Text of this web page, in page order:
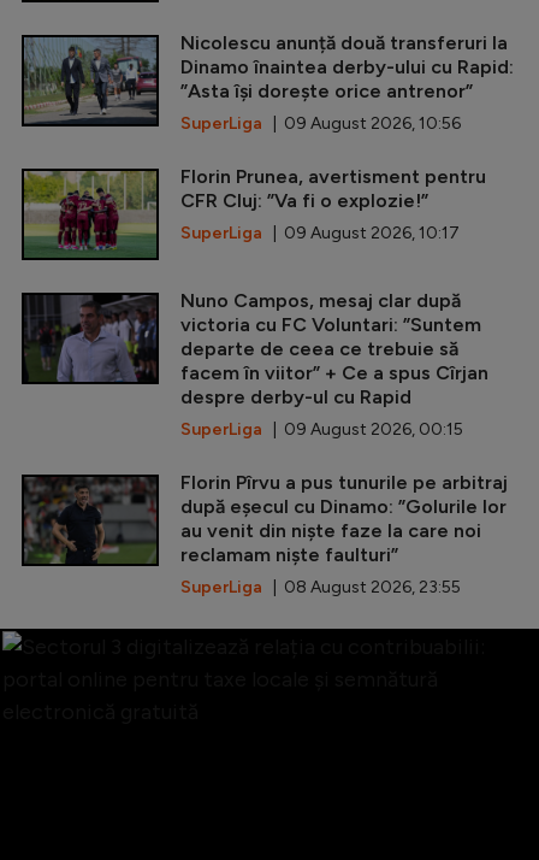
Nicolescu anunță două transferuri la
Dinamo înaintea derby-ului cu Rapid:
”Asta își dorește orice antrenor”
SuperLiga | 09 August 2026, 10:56
Florin Prunea, avertisment pentru
CFR Cluj: ”Va fi o explozie!”
SuperLiga | 09 August 2026, 10:17
Nuno Campos, mesaj clar după
victoria cu FC Voluntari: ”Suntem
departe de ceea ce trebuie să
facem în viitor” + Ce a spus Cîrjan
despre derby-ul cu Rapid
SuperLiga | 09 August 2026, 00:15
Florin Pîrvu a pus tunurile pe arbitraj
după eșecul cu Dinamo: ”Golurile lor
au venit din niște faze la care noi
reclamam niște faulturi”
SuperLiga | 08 August 2026, 23:55